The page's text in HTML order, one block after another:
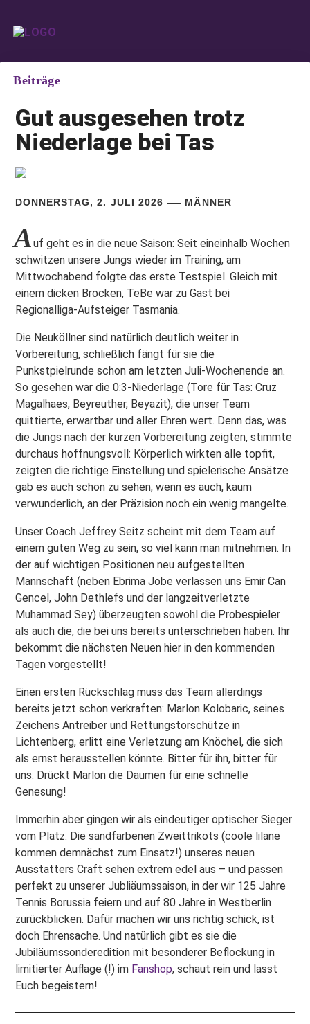
Beiträge
Gut ausgesehen trotz
Niederlage bei Tas
DONNERSTAG, 2. JULI 2026 MÄNNER
Auf geht es in die neue Saison: Seit eineinhalb Wochen
schwitzen unsere Jungs wieder im Training, am
Mittwochabend folgte das erste Testspiel. Gleich mit
einem dicken Brocken, TeBe war zu Gast bei
Regionalliga-Aufsteiger Tasmania.
Die Neuköllner sind natürlich deutlich weiter in
Vorbereitung, schließlich fängt für sie die
Punkstpielrunde schon am letzten Juli-Wochenende an.
So gesehen war die 0:3-Niederlage (Tore für Tas: Cruz
Magalhaes, Beyreuther, Beyazit), die unser Team
quittierte, erwartbar und aller Ehren wert. Denn das, was
die Jungs nach der kurzen Vorbereitung zeigten, stimmte
durchaus hoffnungsvoll: Körperlich wirkten alle topfit,
zeigten die richtige Einstellung und spielerische Ansätze
gab es auch schon zu sehen, wenn es auch, kaum
verwunderlich, an der Präzision noch ein wenig mangelte.
Unser Coach Jeffrey Seitz scheint mit dem Team auf
einem guten Weg zu sein, so viel kann man mitnehmen. In
der auf wichtigen Positionen neu aufgestellten
Mannschaft (neben Ebrima Jobe verlassen uns Emir Can
Gencel, John Dethlefs und der langzeitverletzte
Muhammad Sey) überzeugten sowohl die Probespieler
als auch die, die bei uns bereits unterschrieben haben. Ihr
bekommt die nächsten Neuen hier in den kommenden
Tagen vorgestellt!
Einen ersten Rückschlag muss das Team allerdings
bereits jetzt schon verkraften: Marlon Kolobaric, seines
Zeichens Antreiber und Rettungstorschütze in
Lichtenberg, erlitt eine Verletzung am Knöchel, die sich
als ernst herausstellen könnte. Bitter für ihn, bitter für
uns: Drückt Marlon die Daumen für eine schnelle
Genesung!
Immerhin aber gingen wir als eindeutiger optischer Sieger
vom Platz: Die sandfarbenen Zweittrikots (coole lilane
kommen demnächst zum Einsatz!) unseres neuen
Ausstatters Craft sehen extrem edel aus – und passen
perfekt zu unserer Jubliäumssaison, in der wir 125 Jahre
Tennis Borussia feiern und auf 80 Jahre in Westberlin
zurückblicken. Dafür machen wir uns richtig schick, ist
doch Ehrensache. Und natürlich gibt es sie die
Jubiläumssonderedition mit besonderer Beflockung in
limitierter Auflage (!) im Fanshop, schaut rein und lasst
Euch begeistern!